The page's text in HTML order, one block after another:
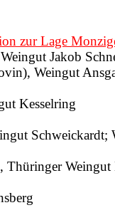
zur Lage
Jakob
Weingut
Kesselring
Schweickardt;
Thüringer Weingut